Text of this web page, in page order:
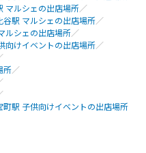
マルシェの出店場所／
谷駅 マルシェの出店場所／
ルシェの出店場所／
向けイベントの出店場所／
所／
町駅 子供向けイベントの出店場所